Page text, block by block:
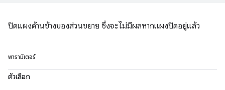
ปิดแผงด้านข้างของส่วนขยาย ซึ่งจะไม่มีผลหากแผงปิดอยู่แล้ว
พารามิเตอร์
ตัวเลือก